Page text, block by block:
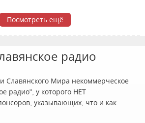
Посмотреть ещё
радио
Славянского Мира некоммерческое
радио", у которого НЕТ
указывающих, что и как